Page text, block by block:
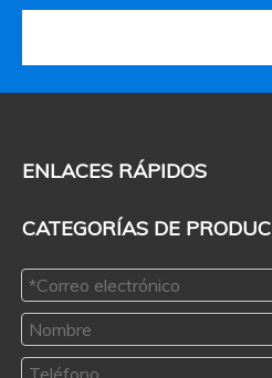
ENLACES RÁPIDOS
CATEGORÍAS DE